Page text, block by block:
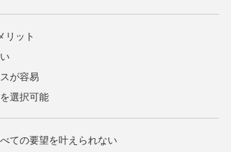
リット
が容易
選択可能
ての要望を叶えられない